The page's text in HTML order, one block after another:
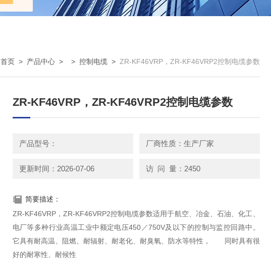
首页 > 产品中心 > > 控制电缆 > ZR-KF46VRP，ZR-KF46VRP2控制电缆参数
ZR-KF46VRP，ZR-KF46VRP2控制电缆参数
产品型号： 厂商性质：生产厂家
更新时间：2026-07-06 访 问 量：2450
简要描述：
ZR-KF46VRP，ZR-KF46VRP2控制电缆参数适用于航空、冶金、石油、化工、
电厂等多种行业高温工业中额定电压450／750V及以下的控制与监控回路中。
它具有耐高温、阻燃、耐辐射、耐老化、耐臭氧、防水等特性， 同时具有很
好的耐寒性、耐候性